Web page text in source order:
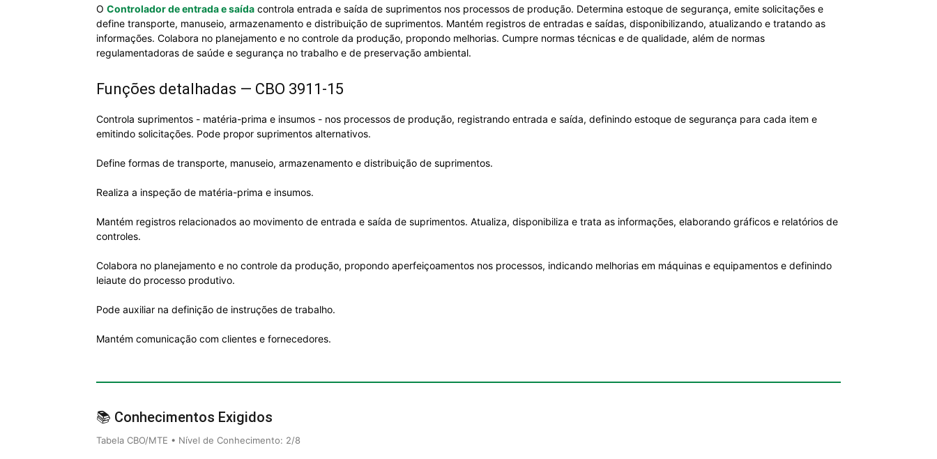
O Controlador de entrada e saída controla entrada e saída de suprimentos nos processos de produção. Determina estoque de segurança, emite solicitações e
define transporte, manuseio, armazenamento e distribuição de suprimentos. Mantém registros de entradas e saídas, disponibilizando, atualizando e tratando as
informações. Colabora no planejamento e no controle da produção, propondo melhorias. Cumpre normas técnicas e de qualidade, além de normas
regulamentadoras de saúde e segurança no trabalho e de preservação ambiental.
Funções detalhadas — CBO 3911-15
Controla suprimentos - matéria-prima e insumos - nos processos de produção, registrando entrada e saída, definindo estoque de segurança para cada item e
emitindo solicitações. Pode propor suprimentos alternativos.
Define formas de transporte, manuseio, armazenamento e distribuição de suprimentos.
Realiza a inspeção de matéria-prima e insumos.
Mantém registros relacionados ao movimento de entrada e saída de suprimentos. Atualiza, disponibiliza e trata as informações, elaborando gráficos e relatórios de
controles.
Colabora no planejamento e no controle da produção, propondo aperfeiçoamentos nos processos, indicando melhorias em máquinas e equipamentos e definindo
leiaute do processo produtivo.
Pode auxiliar na definição de instruções de trabalho.
Mantém comunicação com clientes e fornecedores.
📚 Conhecimentos Exigidos
Tabela CBO/MTE • Nível de Conhecimento: 2/8